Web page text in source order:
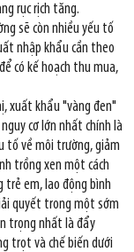
rục rịch tăng.
sẽ còn nhiều yếu tố
nhập khẩu cần theo
có kế hoạch thu mua,
xuất khẩu "vàng đen"
cơ lớn nhất chính là
tố về môi trường, giảm
trồng xen một cách
trẻ em, lao động bình
quyết trong một sớm
trọng nhất là đẩy
trọt và chế biến dưới